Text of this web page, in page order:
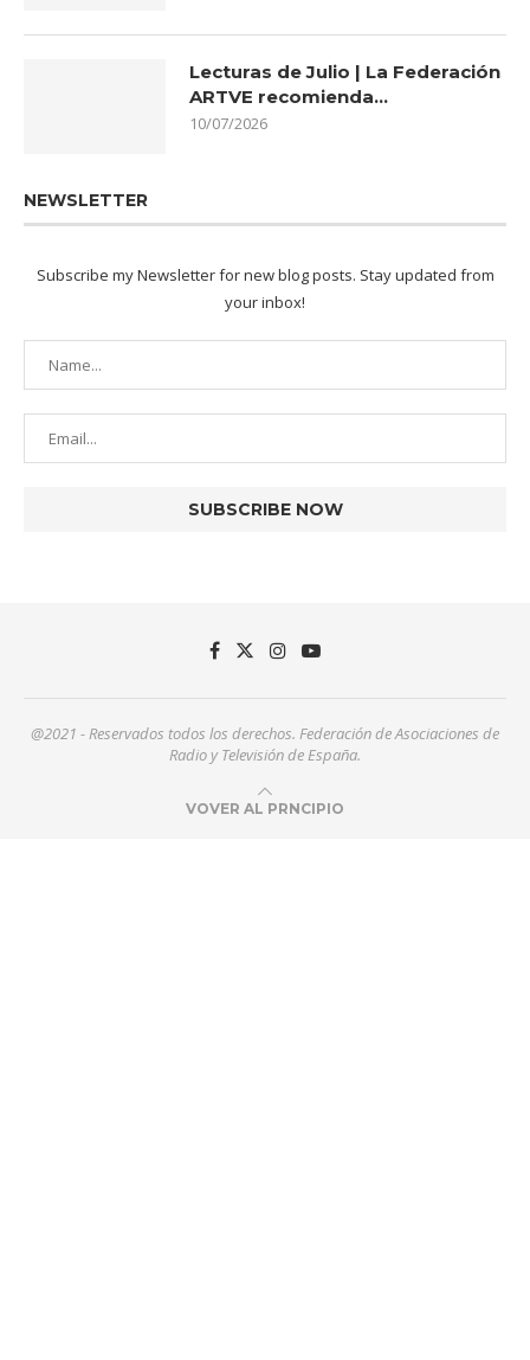
Lecturas de Julio | La Federación
ARTVE recomienda…
10/07/2026
NEWSLETTER
Subscribe my Newsletter for new blog posts. Stay updated from
your inbox!
@2021 - Reservados todos los derechos. Federación de Asociaciones de
Radio y Televisión de España.
VOVER AL PRNCIPIO